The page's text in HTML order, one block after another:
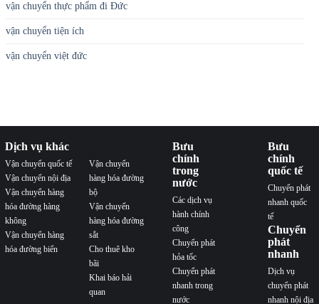
vận chuyển thực phẩm đi Đức
vận chuyển tiện ích
vận chuyển việt đức
Dịch vụ khác
Vận chuyển quốc tế
Vận chuyển nội địa
Vận chuyển hàng
hóa đường hàng
không
Vận chuyển hàng
hóa đường biển
Vận chuyển
hàng hóa đường
bộ
Vận chuyển
hàng hóa đường
sắt
Cho thuê kho
bãi
Khai báo hải
quan
Bưu
chính
trong
nước
Các dịch vụ
hành chính
công
Chuyển phát
hỏa tốc
Chuyển phát
nhanh trong
nước
Bưu
chính
quốc tế
Chuyển phát
nhanh quốc
tế
Chuyển
phát
nhanh
Dịch vụ
chuyển phát
nhanh nội địa